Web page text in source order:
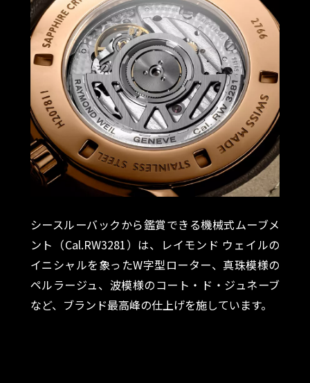
シースルーバックから鑑賞できる機械式ムーブメ
ント（Cal.RW3281）は、レイモンド ウェイルの
イニシャルを象ったW字型ローター、真珠模様の
ペルラージュ、波模様のコート・ド・ジュネーブ
など、ブランド最高峰の仕上げを施しています。